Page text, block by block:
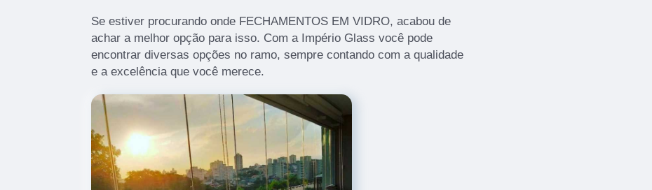
Se estiver procurando onde FECHAMENTOS EM VIDRO, acabou de
achar a melhor opção para isso. Com a Império Glass você pode
encontrar diversas opções no ramo, sempre contando com a qualidade
e a excelência que você merece.